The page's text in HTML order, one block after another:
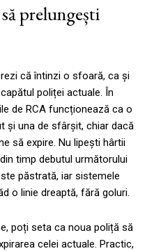
prelungești
că întinzi o sfoară, ca și
poliței actuale. În
de RCA funcționează ca o
și una de sfârșit, chiar dacă
să expire. Nu lipești hârtii
timp debutul următorului
păstrată, iar sistemele
o linie dreaptă, fără goluri.
poți seta ca noua poliță să
celei actuale. Practic,